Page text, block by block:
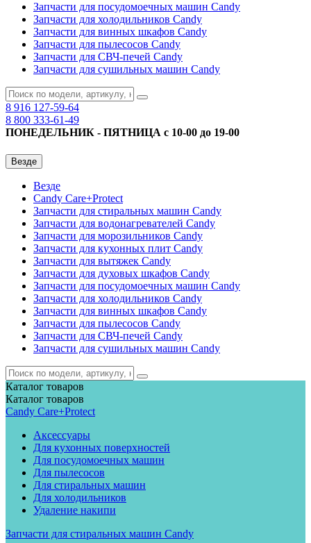
Запчасти для посудомоечных машин Candy
Запчасти для холодильников Candy
Запчасти для винных шкафов Candy
Запчасти для пылесосов Candy
Запчасти для СВЧ-печей Candy
Запчасти для сушильных машин Candy
8 916 127-59-64
8 800 333-61-49
ПОНЕДЕЛЬНИК - ПЯТНИЦА с 10-00 до 19-00
Везде
Везде
Candy Care+Protect
Запчасти для стиральных машин Candy
Запчасти для водонагревателей Candy
Запчасти для морозильников Candy
Запчасти для кухонных плит Candy
Запчасти для вытяжек Candy
Запчасти для духовых шкафов Candy
Запчасти для посудомоечных машин Candy
Запчасти для холодильников Candy
Запчасти для винных шкафов Candy
Запчасти для пылесосов Candy
Запчасти для СВЧ-печей Candy
Запчасти для сушильных машин Candy
Каталог товаров
Каталог товаров
Candy Care+Protect
Аксессуары
Для кухонных поверхностей
Для посудомоечных машин
Для пылесосов
Для стиральных машин
Для холодильников
Удаление накипи
Запчасти для стиральных машин Candy